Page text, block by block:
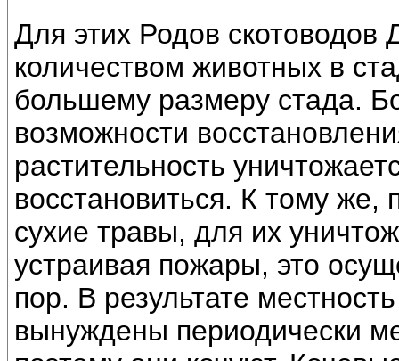
Для этих Родов скотоводов
количеством животных в
большему размеру стада.
возможности
растительность
восстановиться. К тому
сухие травы, для их
устраивая пожары, это
пор. В результате
вынуждены периодически